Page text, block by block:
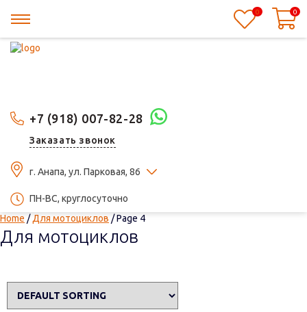
+7 (918) 007-82-28
Заказать звонок
г. Анапа, ул. Парковая, 86
ПН-ВС, круглосуточно
0 0
Home /Для мотоциклов / Page 4
Для мотоциклов